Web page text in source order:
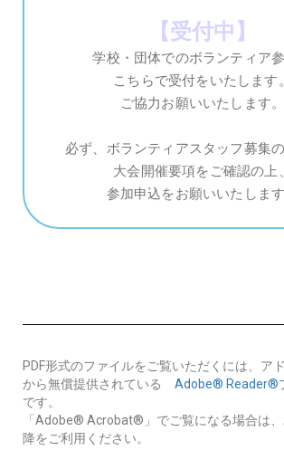
【受付中】
学校・団体でのボランティア
こちらで受付をいたします。
ご協力お願いいたします。
必ず、ボランティアスタッフ募集の
大会開催要項をご確認の上、
参加申込をお願いいたします
PDF形式のファイルをご覧いただくには、ア
から無償提供されている Adobe® Reader®
です。
「Adobe® Acrobat®」でご覧になる場合は
降をご利用ください。